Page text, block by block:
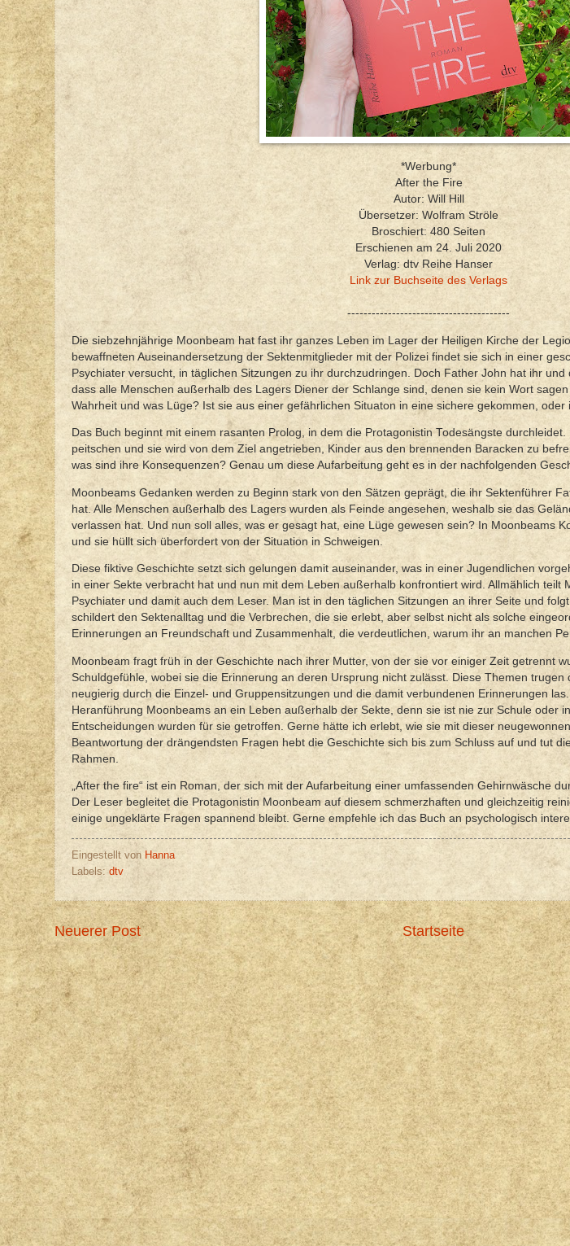
*Werbung*
After the Fire
Autor: Will Hill
Übersetzer: Wolfram Ströle
Broschiert: 480 Seiten
Erschienen am 24. Juli 2020
Verlag: dtv Reihe Hanser
Link zur Buchseite des Verlags
----------------------------------------
Die siebzehnjährige Moonbeam hat fast ihr ganzes Leben im Lager der Heiligen Kirche der
bewaffneten Auseinandersetzung der Sektenmitglieder mit der Polizei findet sie sich in einer
Psychiater versucht, in täglichen Sitzungen zu ihr durchzudringen. Doch Father John hat ihr
dass alle Menschen außerhalb des Lagers Diener der Schlange sind, denen sie kein Wort
Wahrheit und was Lüge? Ist sie aus einer gefährlichen Situaton in eine sichere gekommen,
Das Buch beginnt mit einem rasanten Prolog, in dem die Protagonistin Todesängste
peitschen und sie wird von dem Ziel angetrieben, Kinder aus den brennenden Baracken zu
was sind ihre Konsequenzen? Genau um diese Aufarbeitung geht es in der nachfolgenden
Moonbeams Gedanken werden zu Beginn stark von den Sätzen geprägt, die ihr Sektenführer
hat. Alle Menschen außerhalb des Lagers wurden als Feinde angesehen, weshalb sie das
verlassen hat. Und nun soll alles, was er gesagt hat, eine Lüge gewesen sein? In Moonbeams
und sie hüllt sich überfordert von der Situation in Schweigen.
Diese fiktive Geschichte setzt sich gelungen damit auseinander, was in einer Jugendlichen
in einer Sekte verbracht hat und nun mit dem Leben außerhalb konfrontiert wird. Allmählich teilt
Psychiater und damit auch dem Leser. Man ist in den täglichen Sitzungen an ihrer Seite und
schildert den Sektenalltag und die Verbrechen, die sie erlebt, aber selbst nicht als solche
Erinnerungen an Freundschaft und Zusammenhalt, die verdeutlichen, warum ihr an manchen
Moonbeam fragt früh in der Geschichte nach ihrer Mutter, von der sie vor einiger Zeit getrennt
Schuldgefühle, wobei sie die Erinnerung an deren Ursprung nicht zulässt. Diese Themen
neugierig durch die Einzel- und Gruppensitzungen und die damit verbundenen Erinnerungen
Heranführung Moonbeams an ein Leben außerhalb der Sekte, denn sie ist nie zur Schule oder
Entscheidungen wurden für sie getroffen. Gerne hätte ich erlebt, wie sie mit dieser
Beantwortung der drängendsten Fragen hebt die Geschichte sich bis zum Schluss auf und tut
Rahmen.
„After the fire“ ist ein Roman, der sich mit der Aufarbeitung einer umfassenden Gehirnwäsche
Der Leser begleitet die Protagonistin Moonbeam auf diesem schmerzhaften und gleichzeitig
einige ungeklärte Fragen spannend bleibt. Gerne empfehle ich das Buch an psychologisch
Eingestellt von Hanna
Labels:dtv
Neuerer Post Startseite